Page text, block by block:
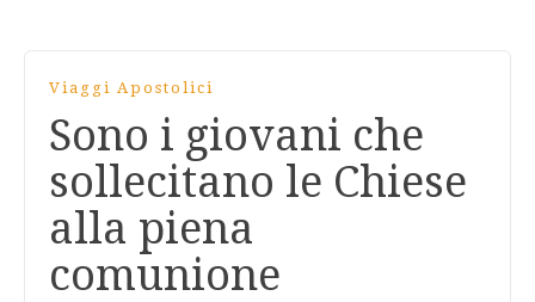
Viaggi Apostolici
Sono i giovani che
sollecitano le Chiese
alla piena
comunione